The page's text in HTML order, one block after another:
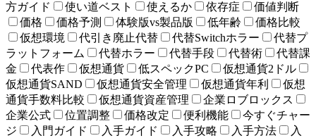
方ガイド
使い道ベスト 使えるか 依存症
価値判断
価格
価格予測 体験版vs製品版 低年齢
価格比較
仮想環境
代引き廃止代替 代替Switchホラー
代替プ
ラットフォーム
代替ホラー 代替手段 代替術
代替課
金
代表作 仮想通貨 低スペックPC
仮想通貨2ドル
仮想通貨SAND
仮想通貨安全管理 仮想通貨年利
仮想
通貨手数料比較
仮想通貨資産管理
企業ロブロックス
企業公式
位置調整 価格改定 便利機能
今すぐチャー
ジ
入門ガイド 入手ガイド 入手攻略 入手方法
入